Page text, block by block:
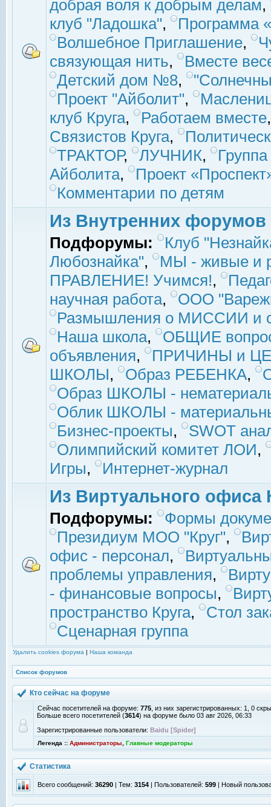
добрая воля к добрым делам,
клуб "Ладошка",
Программа
Волшебное Приглашение,
связующая нить,
Вместе
Детский дом №8,
Проект "Айболит",
клуб Круга, Работаем вместе
Связистов Круга,
ТРАКТОР, ЛУЧНИК,
Айболита,
Проект
Комментарии по детям
Из Внутренних форумов
Подфорумы:
Клуб
Любознайка",
МЫ - живые и
ПРАВЛЕНИЕ! Учимся!,
научная работа,
ООО
Размышления о МИССИИ и
Наша школа,
ОБЩИЕ
объявления,
ПРИЧИНЫ и
ШКОЛЫ, Образ РЕБЕНКА,
Образ ШКОЛЫ -
Облик ШКОЛЫ -
Бизнес-проекты,
SWOT
Олимпийский комитет ЛОИ,
Игры, Интернет-журнал
Из Виртуального офиса
Подфорумы:
Формы
Президиум МОО "Круг",
офис - персонал,
проблемы управления,
- финансовые вопросы,
пространство Круга,
Стол
Сценарная группа
Удалить cookies форума | Наша команда
Список форумов
Кто сейчас на форуме
Сейчас посетителей на форуме: 775 , из них зарегистрированных: 1, 0
Больше всего посетителей (3614) на форуме было 03 авг 2026, 06:33
Зарегистрированные пользователи: Baidu [Spider]
Легенда :: Администраторы Главные модераторы
Статистика
Всего сообщений: 36290 | Тем: 3154 | Пользователей: 599 | Новый